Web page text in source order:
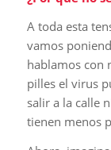
A toda esta
vamos
hablamos con
pilles el virus
salir a la calle
tienen menos